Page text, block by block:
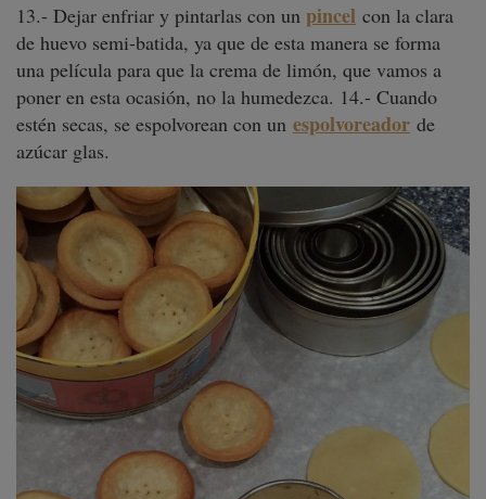
13.- Dejar enfriar y pintarlas con un pincel con la clara
de huevo semi-batida, ya que de esta manera se forma
una película para que la crema de limón, que vamos a
poner en esta ocasión, no la humedezca. 14.- Cuando
estén secas, se espolvorean con un espolvoreador de
azúcar glas.